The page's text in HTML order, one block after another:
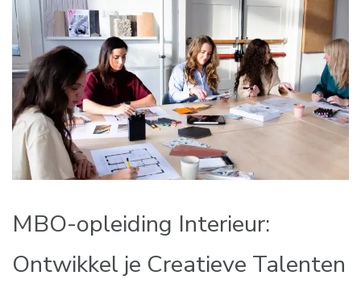
MBO-opleiding Interieur:
Ontwikkel je Creatieve Talenten